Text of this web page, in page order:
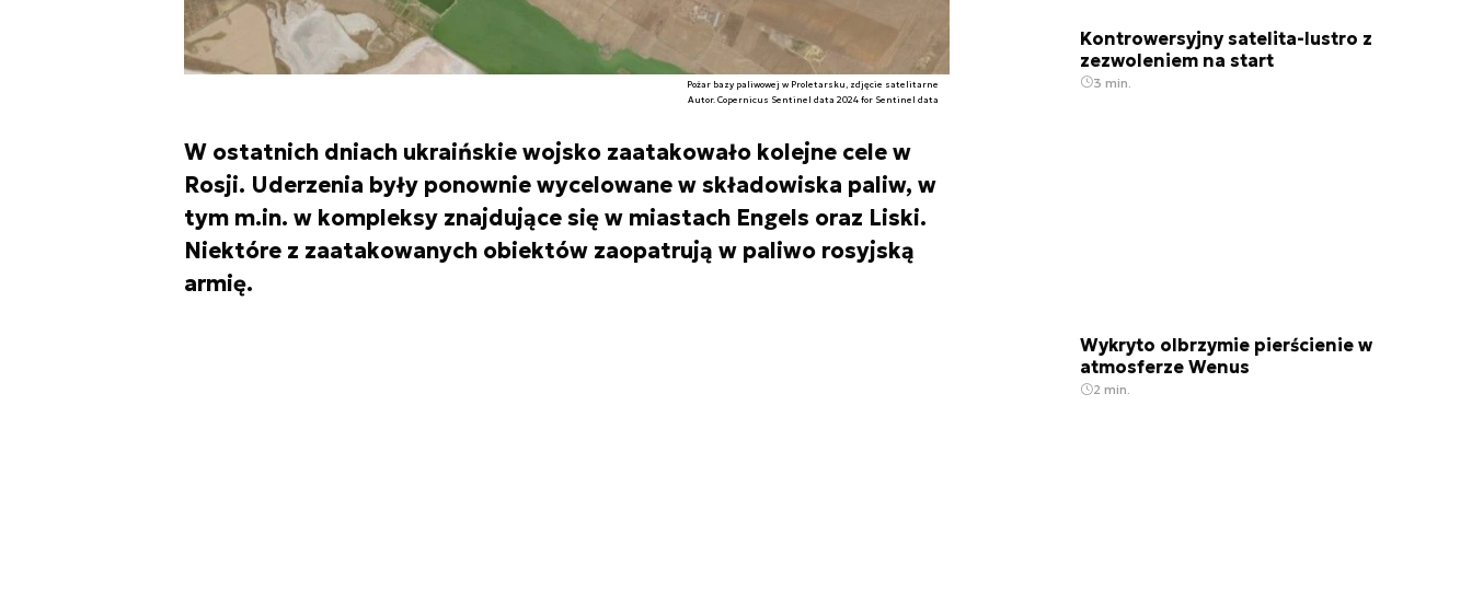
Pożar bazy paliwowej w Proletarsku, zdjęcie satelitarne
Autor. Copernicus Sentinel data 2024 for Sentinel data
W ostatnich dniach ukraińskie wojsko zaatakowało kolejne cele w
Rosji. Uderzenia były ponownie wycelowane w składowiska paliw, w
tym m.in. w kompleksy znajdujące się w miastach Engels oraz Liski.
Niektóre z zaatakowanych obiektów zaopatrują w paliwo rosyjską
armię.
Kontrowersyjny satelita-lustro z
zezwoleniem na start
3 min.
Wykryto olbrzymie pierścienie w
atmosferze Wenus
2 min.